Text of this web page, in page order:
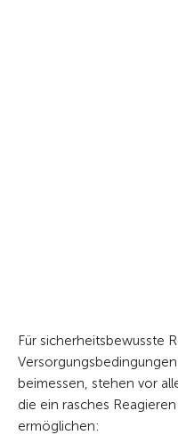
Für sicherheitsbewusste
beimessen, stehen vor
die ein rasches
ermöglichen: